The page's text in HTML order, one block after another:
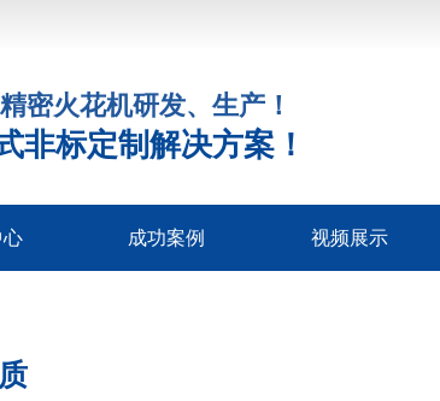
密火花机研发、生产！
非标定制解决方案！
心 成功案例 视频展示